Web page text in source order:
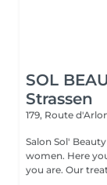
SOL
Strassen
179, Route
Salon Sol'
women. Here
you are.